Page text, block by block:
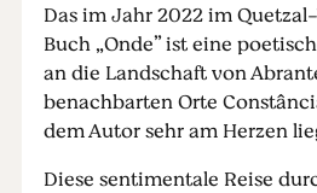
Das im Jahr 2022 im
Buch „Onde” ist eine
an die Landschaft von
benachbarten Orte
dem Autor sehr am Herzen
Diese sentimentale Reise